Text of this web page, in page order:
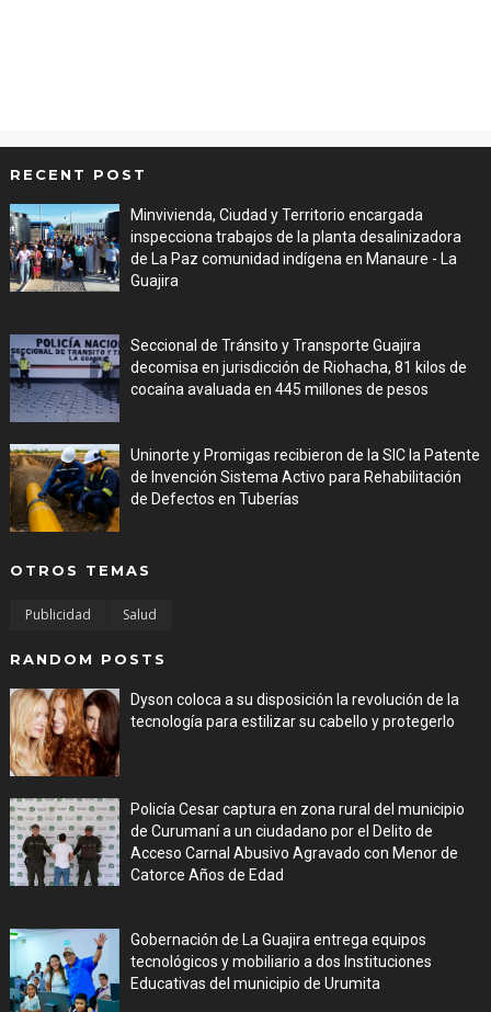
RECENT POST
Minvivienda, Ciudad y Territorio encargada
inspecciona trabajos de la planta desalinizadora
de La Paz comunidad indígena en Manaure - La
Guajira
Seccional de Tránsito y Transporte Guajira
decomisa en jurisdicción de Riohacha, 81 kilos de
cocaína avaluada en 445 millones de pesos
Uninorte y Promigas recibieron de la SIC la Patente
de Invención Sistema Activo para Rehabilitación
de Defectos en Tuberías
OTROS TEMAS
Publicidad Salud
RANDOM POSTS
Dyson coloca a su disposición la revolución de la
tecnología para estilizar su cabello y protegerlo
Policía Cesar captura en zona rural del municipio
de Curumaní a un ciudadano por el Delito de
Acceso Carnal Abusivo Agravado con Menor de
Catorce Años de Edad
Gobernación de La Guajira entrega equipos
tecnológicos y mobiliario a dos Instituciones
Educativas del municipio de Urumita